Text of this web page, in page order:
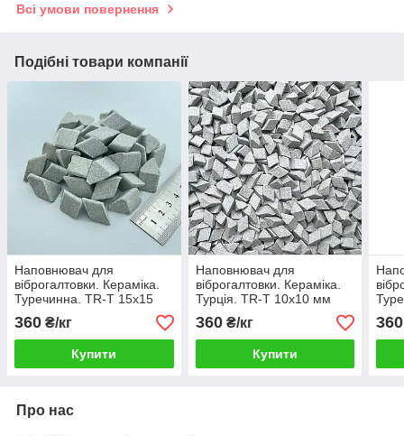
Всі умови повернення
Подібні товари компанії
Наповнювач для
віброгалтовки. Кераміка.
Туречинна. TR-T 15x15
мм
360 ₴/кг
Купити
Наповнювач для
віброгалтовки. Кераміка.
Турція. TR-T 10x10 мм
360₴/кг
Купити
360
Про нас